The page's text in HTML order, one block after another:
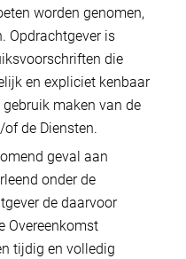
worden genomen,
Opdrachtgever is
die
en expliciet kenbaar
maken van de
de Diensten.
geval aan
onder de
de daarvoor
Overeenkomst
tijdig en volledig